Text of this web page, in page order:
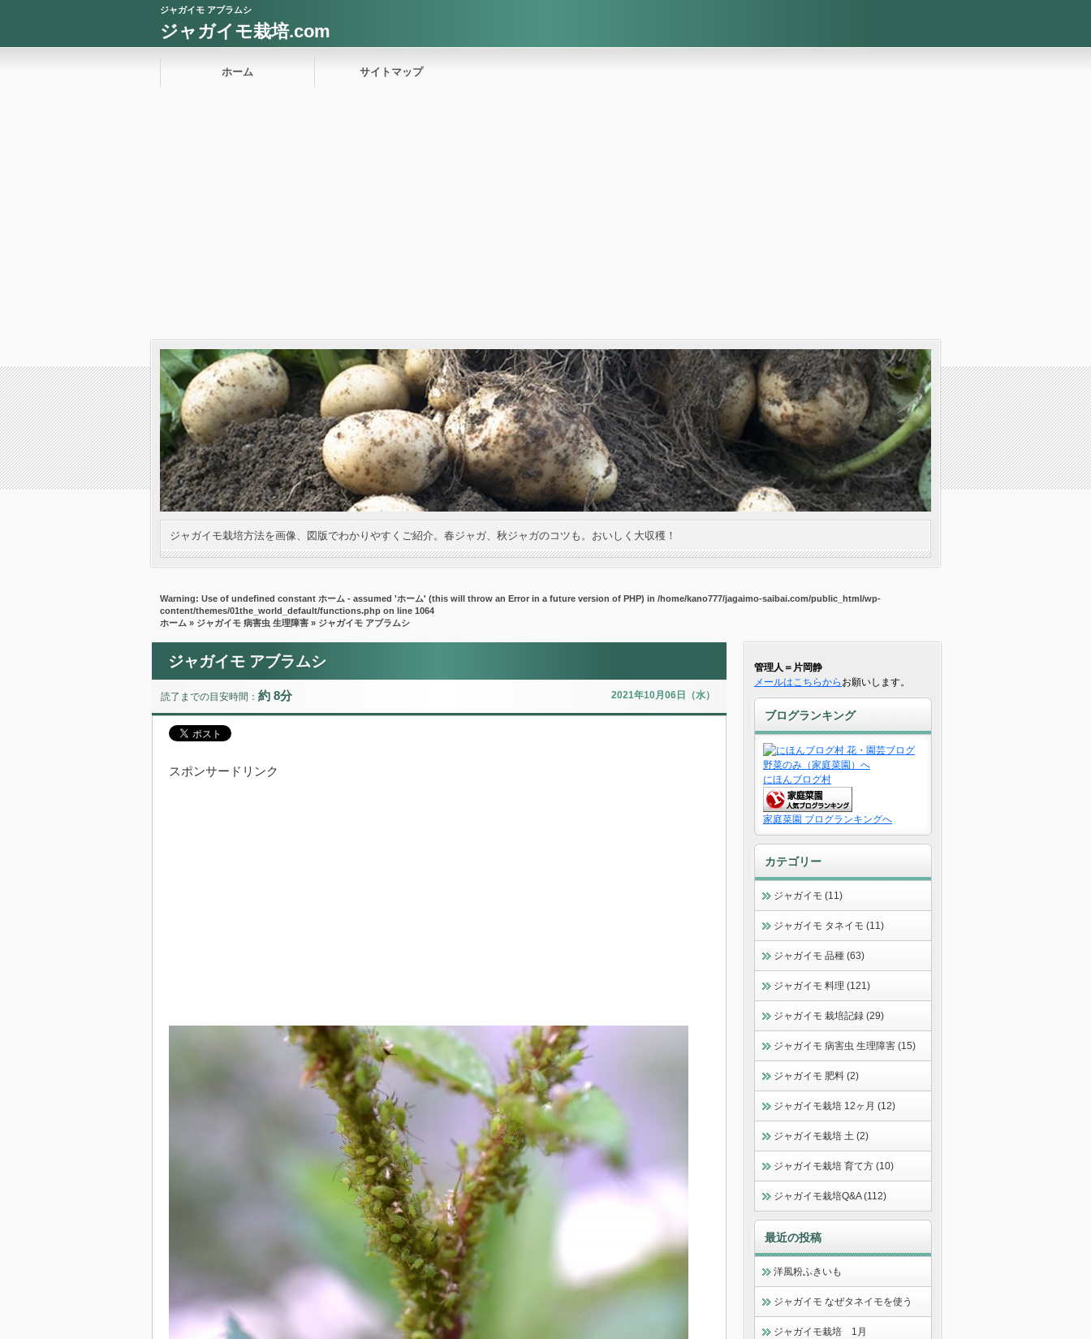
ジャガイモ アブラムシ
ジャガイモ栽培.com
ホーム サイトマップ
ジャガイモ栽培方法を画像、図版でわかりやすくご紹介。春ジャガ、秋ジャガのコツも。おいしく大収穫！
Warning: Use of undefined constant ホーム - assumed 'ホーム' (this will throw an Error in a future version of PHP) in /home/kano777/jagaimo-saibai.com/public_html/wp-
content/themes/01the_world_default/functions.php on line 1064
ホーム » ジャガイモ 病害虫 生理障害 » ジャガイモ アブラムシ
ジャガイモ アブラムシ
読了までの目安時間： 約 8分 2021年10月06日（水）
スポンサードリンク
管理人＝片岡静
メールはこちらから お願いします。
ブログランキング
にほんブログ村
家庭菜園 ブログランキングへ
カテゴリー
ジャガイモ (11)
ジャガイモ タネイモ (11)
ジャガイモ 品種 (63)
ジャガイモ 料理 (121)
ジャガイモ 栽培記録 (29)
ジャガイモ 病害虫 生理障害 (15)
ジャガイモ 肥料 (2)
ジャガイモ栽培 12ヶ月 (12)
ジャガイモ栽培 土 (2)
ジャガイモ栽培 育て方 (10)
ジャガイモ栽培Q&A (112)
最近の投稿
洋風粉ふきいも
ジャガイモ なぜタネイモを使う
ジャガイモ栽培 1月